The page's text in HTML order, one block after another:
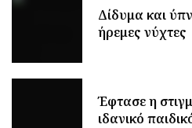
Δίδυμα και
ήρεμες νύχτες
Έφτασε η
ιδανικό